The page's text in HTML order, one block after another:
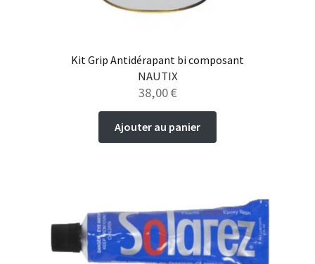
Kit Grip Antidérapant bi composant
NAUTIX
38,00€
Ajouter au panier